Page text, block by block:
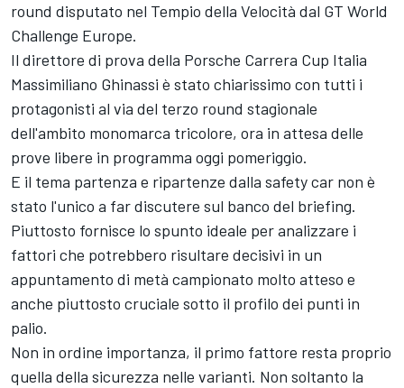
round disputato nel Tempio della Velocità dal GT World
Challenge Europe.
Il direttore di prova della Porsche Carrera Cup Italia
Massimiliano Ghinassi è stato chiarissimo con tutti i
protagonisti al via del terzo round stagionale
dell'ambito monomarca tricolore, ora in attesa delle
prove libere in programma oggi pomeriggio.
E il tema partenza e ripartenze dalla safety car non è
stato l'unico a far discutere sul banco del briefing.
Piuttosto fornisce lo spunto ideale per analizzare i
fattori che potrebbero risultare decisivi in un
appuntamento di metà campionato molto atteso e
anche piuttosto cruciale sotto il profilo dei punti in
palio.
Non in ordine importanza, il primo fattore resta proprio
quella della sicurezza nelle varianti. Non soltanto la